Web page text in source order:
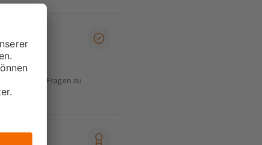
musst du Fragen zu